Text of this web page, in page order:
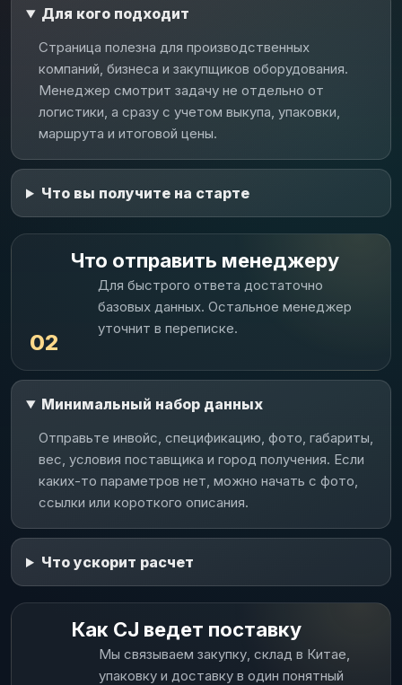
Для кого подходит
Страница полезна для производственных
компаний, бизнеса и закупщиков оборудования.
Менеджер смотрит задачу не отдельно от
логистики, а сразу с учетом выкупа, упаковки,
маршрута и итоговой цены.
Что вы получите на старте
02
Что отправить менеджеру
Для быстрого ответа достаточно
базовых данных. Остальное менеджер
уточнит в переписке.
Минимальный набор данных
Отправьте инвойс, спецификацию, фото, габариты,
вес, условия поставщика и город получения. Если
каких-то параметров нет, можно начать с фото,
ссылки или короткого описания.
Что ускорит расчет
Как CJ ведет поставку
Мы связываем закупку, склад в Китае,
упаковку и доставку в один понятный